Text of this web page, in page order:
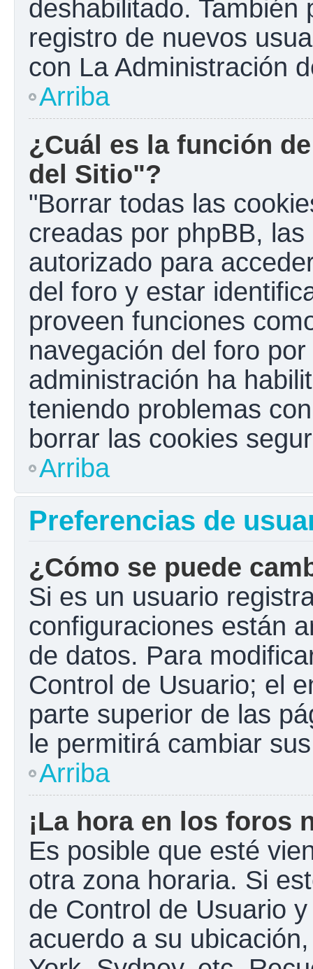
deshabilitado.
registro de nuevos
con La Administración
Arriba
¿Cuál es la función
del Sitio"?
"Borrar todas las
creadas por phpBB,
autorizado para
del foro y estar
proveen funciones
navegación del foro
administración ha
teniendo problemas
borrar las cookies
Arriba
Preferencias de
¿Cómo se puede
Si es un usuario
configuraciones están
de datos. Para
Control de Usuario; el
parte superior de las
le permitirá cambiar
Arriba
¡La hora en los foros
Es posible que esté
otra zona horaria. Si
de Control de Usuario
acuerdo a su